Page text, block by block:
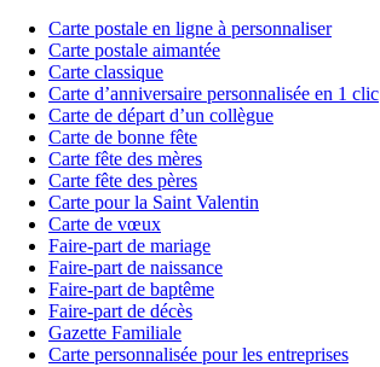
Carte postale en ligne à personnaliser
Carte postale aimantée
Carte classique
Carte d’anniversaire personnalisée en 1 clic
Carte de départ d’un collègue
Carte de bonne fête
Carte fête des mères
Carte fête des pères
Carte pour la Saint Valentin
Carte de vœux
Faire-part de mariage
Faire-part de naissance
Faire-part de baptême
Faire-part de décès
Gazette Familiale
Carte personnalisée pour les entreprises